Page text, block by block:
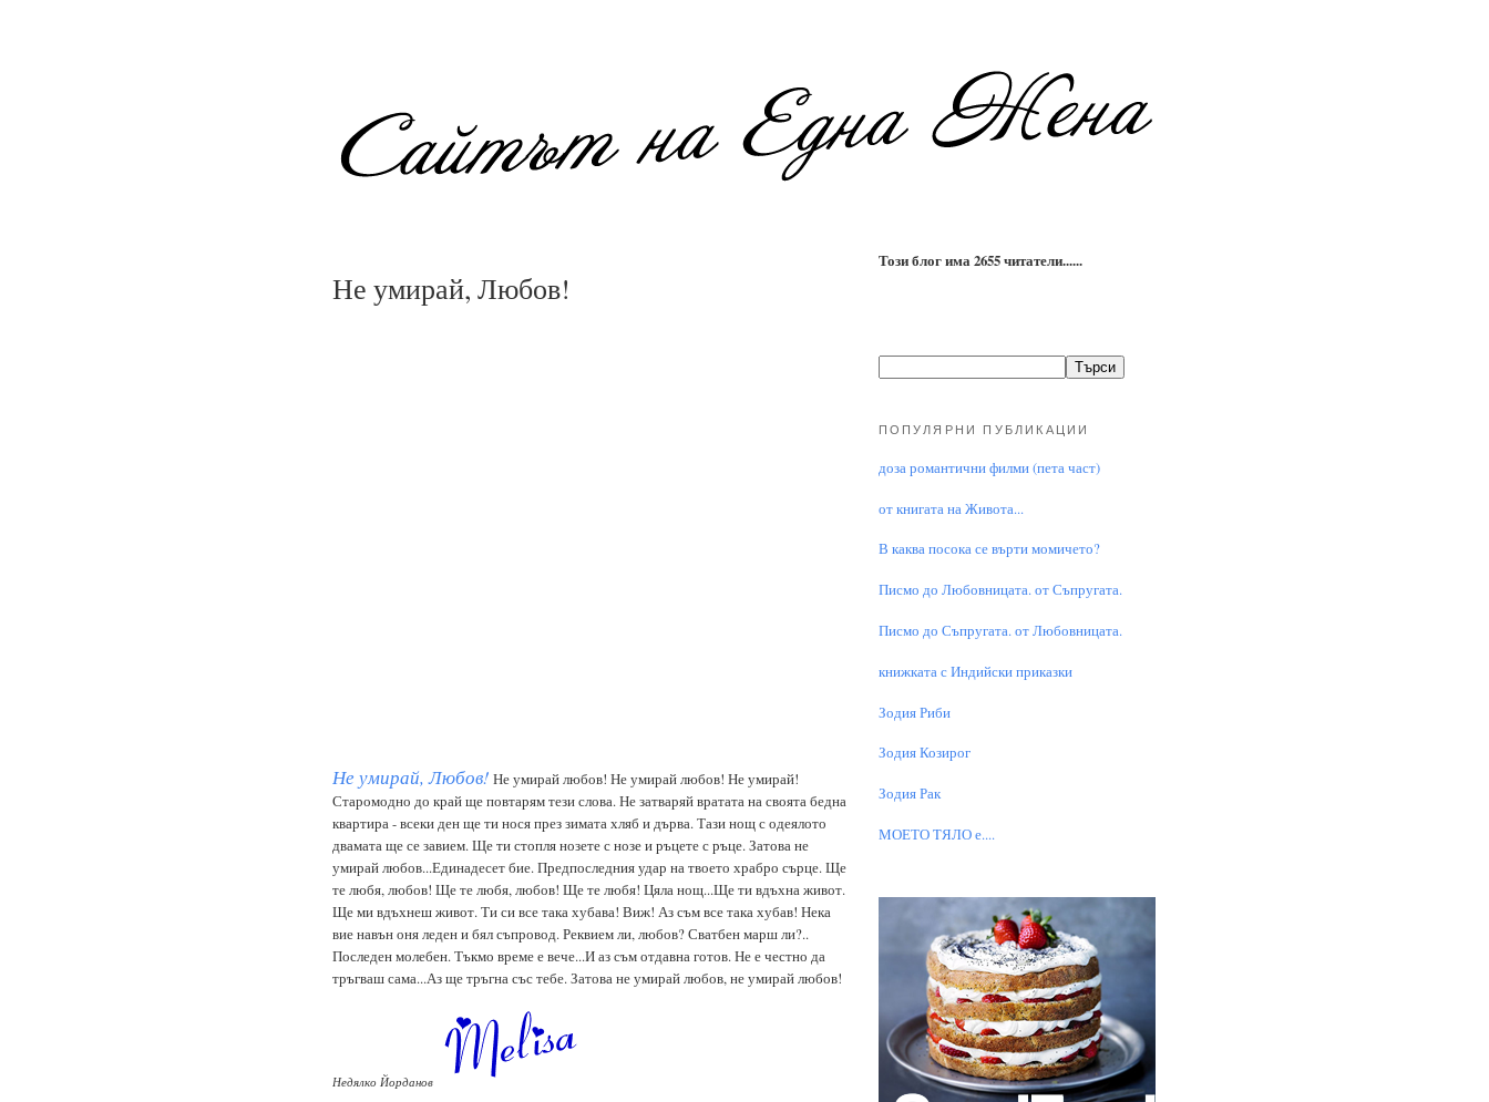
Не умирай, Любов!
Не умирай, Любов! Не умирай любов! Не умирай любов! Не умирай!
Старомодно до край ще повтарям тези слова. Не затваряй вратата на своята бедна
квартира - всеки ден ще ти нося през зимата хляб и дърва. Тази нощ с одеялото
двамата ще се завием. Ще ти стопля нозете с нозе и ръцете с ръце. Затова не
умирай любов...Единадесет бие. Предпоследния удар на твоето храбро сърце. Ще
те любя, любов! Ще те любя, любов! Ще те любя! Цяла нощ...Ще ти вдъхна живот.
Ще ми вдъхнеш живот. Ти си все така хубава! Виж! Аз съм все така хубав! Нека
вие навън оня леден и бял съпровод. Реквием ли, любов? Сватбен марш ли?..
Последен молебен. Тъкмо време е вече...И аз съм отдавна готов. Не е честно да
тръгваш сама...Аз ще тръгна със тебе. Затова не умирай любов, не умирай любов!
Недялко Йорданов
Този блог има 2655 читатели......
ПОПУЛЯРНИ ПУБЛИКАЦИИ
доза романтични филми (пета част)
от книгата на Живота...
В каква посока се върти момичето?
Писмо до Любовницата. от Съпругата.
Писмо до Съпругата. от Любовницата.
книжката с Индийски приказки
Зодия Риби
Зодия Козирог
Зодия Рак
МОЕТО TЯЛО е....